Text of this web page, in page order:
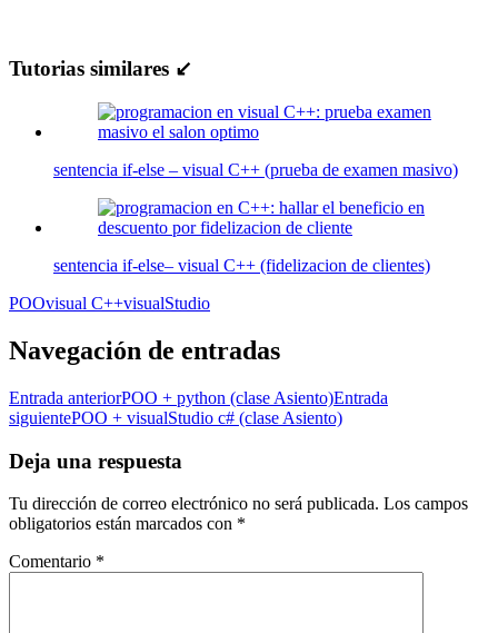
Tutorias similares ↙
sentencia if-else – visual C++ (prueba de examen masivo)
sentencia if-else– visual C++ (fidelizacion de clientes)
POOvisual C++visualStudio
Navegación de entradas
Entrada anteriorPOO + python (clase Asiento)Entrada
siguientePOO + visualStudio c# (clase Asiento)
Deja una respuesta
Tu dirección de correo electrónico no será publicada. Los campos
obligatorios están marcados con *
Comentario *